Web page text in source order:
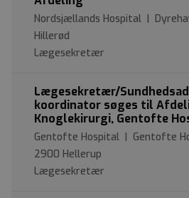
Nordsjællands Hospital |
Hillerød
Lægesekretær
Lægesekretær/
koordinator søges til
Knoglekirurgi, Gentofte
Gentofte Hospital | Gentofte
2900 Hellerup
Lægesekretær